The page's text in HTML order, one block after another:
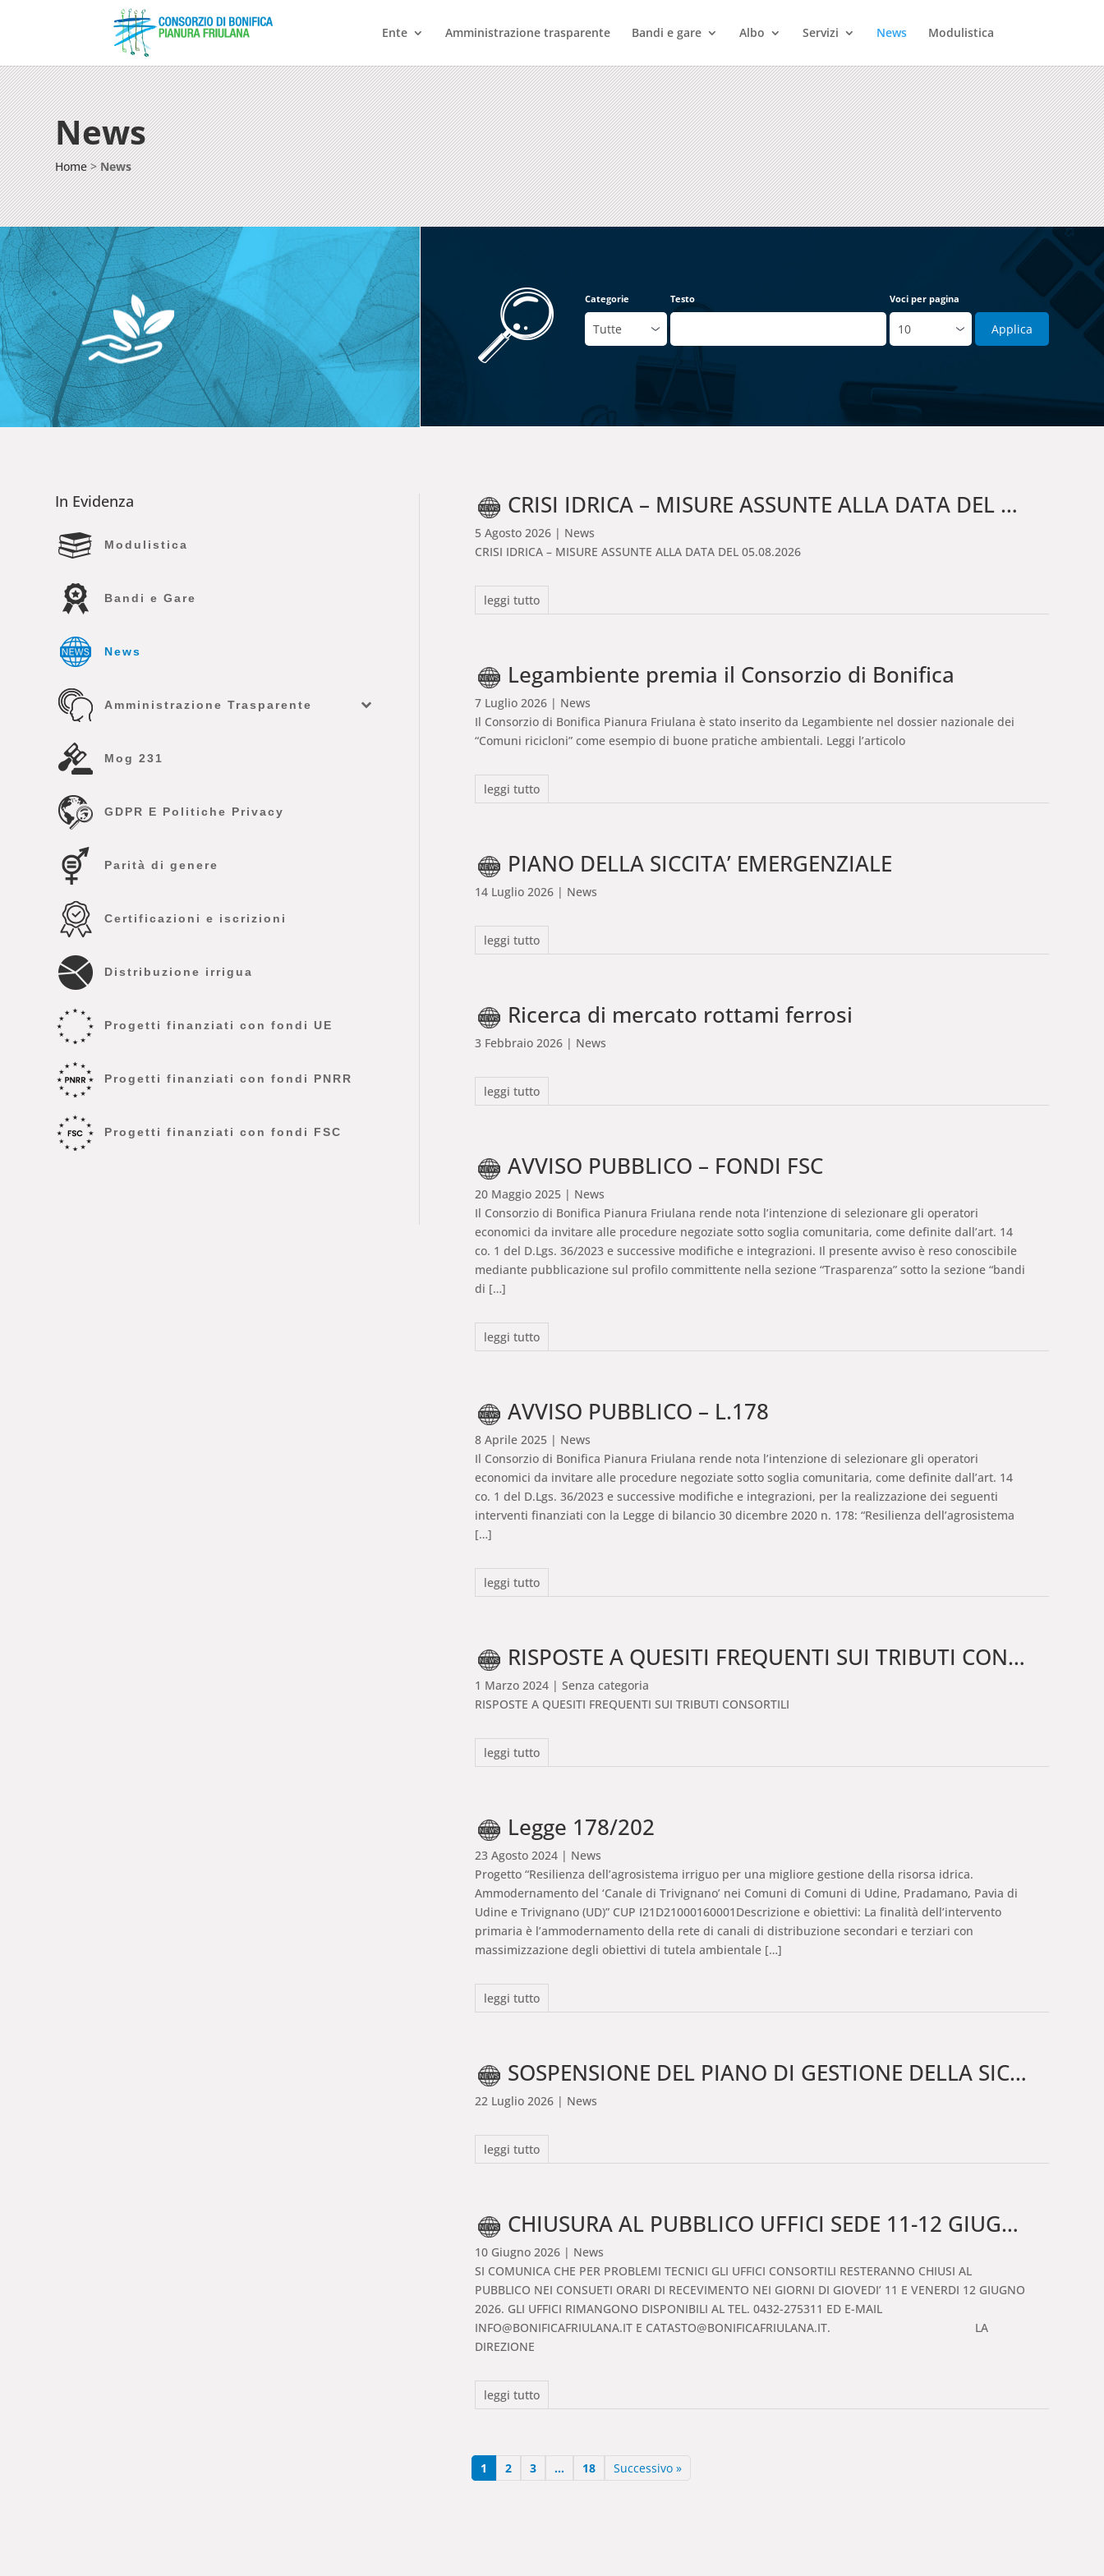
Ente Amministrazione trasparente Bandi e gare Albo Servizi News Modulistica
News
Home>News
Categorie Testo Voci per pagina
In Evidenza
Modulistica
Bandi e Gare
News
Amministrazione Trasparente
Mog 231
GDPR E Politiche Privacy
Parità di genere
Certificazioni e iscrizioni
Distribuzione irrigua
Progetti finanziati con fondi UE
Progetti finanziati con fondi PNRR
Progetti finanziati con fondi FSC
CRISI IDRICA – MISURE ASSUNTE ALLA DATA DEL 05.08.2026
5 Agosto 2026| News
CRISI IDRICA – MISURE ASSUNTE ALLA DATA DEL 05.08.2026
leggi tutto
Legambiente premia il Consorzio di Bonifica
7 Luglio 2026| News
Il Consorzio di Bonifica Pianura Friulana è stato inserito da Legambiente nel dossier nazionale dei
“Comuni ricicloni” come esempio di buone pratiche ambientali. Leggi l’articolo
leggi tutto
PIANO DELLA SICCITA’ EMERGENZIALE
14 Luglio 2026| News
leggi tutto
Ricerca di mercato rottami ferrosi
3 Febbraio 2026| News
leggi tutto
AVVISO PUBBLICO – FONDI FSC
20 Maggio 2025| News
Il Consorzio di Bonifica Pianura Friulana rende nota l’intenzione di selezionare gli operatori
economici da invitare alle procedure negoziate sotto soglia comunitaria, come definite dall’art. 14
co. 1 del D.Lgs. 36/2023 e successive modifiche e integrazioni. Il presente avviso è reso conoscibile
mediante pubblicazione sul profilo committente nella sezione “Trasparenza” sotto la sezione “bandi
di […]
leggi tutto
AVVISO PUBBLICO – L.178
8 Aprile 2025| News
Il Consorzio di Bonifica Pianura Friulana rende nota l’intenzione di selezionare gli operatori
economici da invitare alle procedure negoziate sotto soglia comunitaria, come definite dall’art. 14
co. 1 del D.Lgs. 36/2023 e successive modifiche e integrazioni, per la realizzazione dei seguenti
interventi finanziati con la Legge di bilancio 30 dicembre 2020 n. 178: “Resilienza dell’agrosistema
[…]
leggi tutto
RISPOSTE A QUESITI FREQUENTI SUI TRIBUTI CONSORTILI
1 Marzo 2024| Senza categoria
RISPOSTE A QUESITI FREQUENTI SUI TRIBUTI CONSORTILI
leggi tutto
Legge 178/202
23 Agosto 2024| News
Progetto “Resilienza dell’agrosistema irriguo per una migliore gestione della risorsa idrica.
Ammodernamento del ‘Canale di Trivignano’ nei Comuni di Comuni di Udine, Pradamano, Pavia di
Udine e Trivignano (UD)” CUP I21D21000160001Descrizione e obiettivi: La finalità dell’intervento
primaria è l’ammodernamento della rete di canali di distribuzione secondari e terziari con
massimizzazione degli obiettivi di tutela ambientale […]
leggi tutto
SOSPENSIONE DEL PIANO DI GESTIONE DELLA SICCITA’ EMERGENZIALE
22 Luglio 2026| News
leggi tutto
CHIUSURA AL PUBBLICO UFFICI SEDE 11-12 GIUGNO
10 Giugno 2026| News
SI COMUNICA CHE PER PROBLEMI TECNICI GLI UFFICI CONSORTILI RESTERANNO CHIUSI AL
PUBBLICO NEI CONSUETI ORARI DI RECEVIMENTO NEI GIORNI DI GIOVEDI’ 11 E VENERDI 12 GIUGNO
2026. GLI UFFICI RIMANGONO DISPONIBILI AL TEL. 0432-275311 ED E-MAIL
INFO@BONIFICAFRIULANA.IT E CATASTO@BONIFICAFRIULANA.IT. LA
DIREZIONE
leggi tutto
1 2 3 … 18 Successivo »